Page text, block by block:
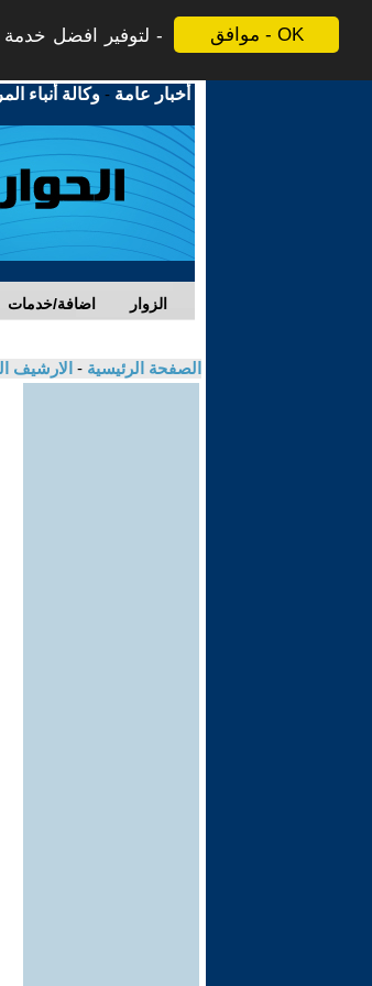
موافق - OK
لتوفير افضل خدمة
أخبار عامة -وكالة أنباء
اضافة/خدمات الزوار
الصفحة الرئيسية - الارشيف